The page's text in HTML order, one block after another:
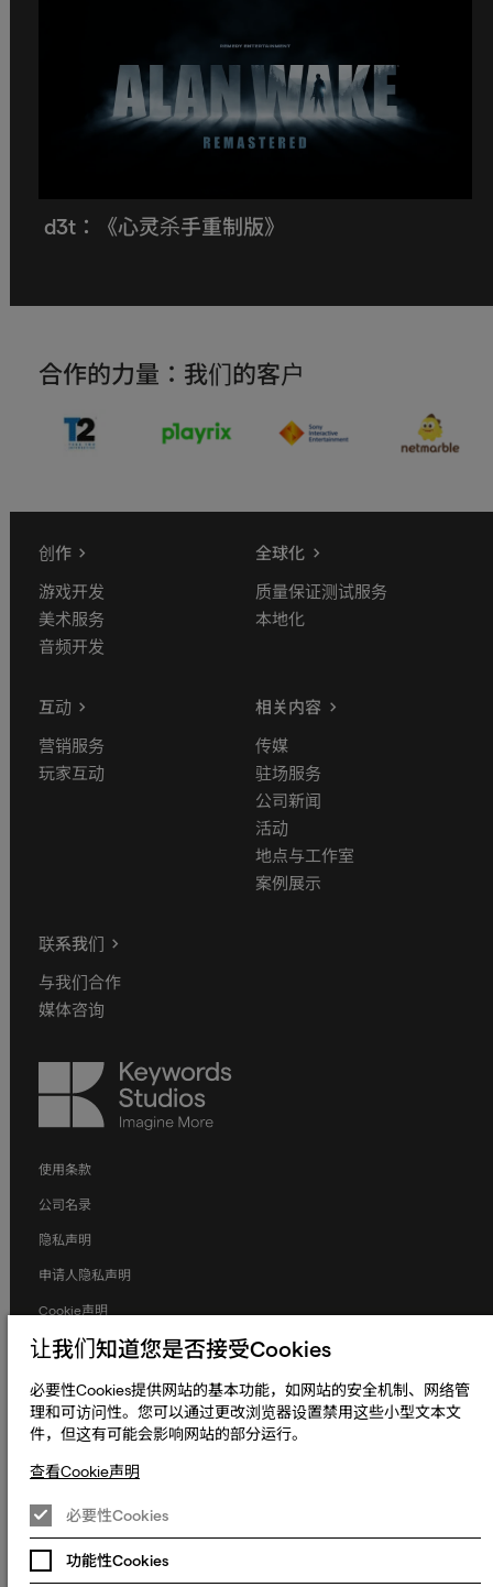
d3t：《心灵杀手重制版》
合作的力量：我们的客户
创作
游戏开发
美术服务
音频开发
全球化
质量保证测试服务
本地化
互动
营销服务
玩家互动
相关内容
传媒
驻场服务
公司新闻
活动
地点与工作室
案例展示
联系我们
与我们合作
媒体咨询
Keywords
Studios
使用条款
公司名录
隐私声明
申请人隐私声明
Cookie声明
条款和条件
人权与劳工权益
全球政策
© 2023 - 2026 熠文（上海）信息技术有限公司. Keywords International
Limited, Whelan House, South County Business Park, Leopardstown,
Dublin 18, Dublin Ireland.
31010902003465号
让我们知道您是否接受Cookies
必要性Cookies提供网站的基本功能，如网站的安全机制、网络管
理和可访问性。您可以通过更改浏览器设置禁用这些小型文本文
件，但这有可能会影响网站的部分运行。
查看Cookie声明
必要性Cookies
功能性Cookies